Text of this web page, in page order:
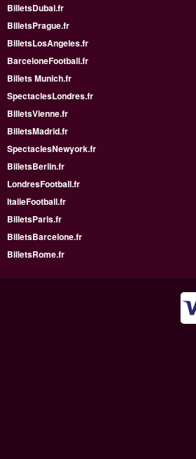
BilletsDubai.fr
BilletsPrague.fr
BilletsLosAngeles.fr
BarceloneFootball.fr
Billets Munich.fr
SpectaclesLondres.fr
BilletsVienne.fr
BilletsMadrid.fr
SpectaclesNewyork.fr
BilletsBerlin.fr
LondresFootball.fr
ItalieFootball.fr
BilletsParis.fr
BilletsBarcelone.fr
BilletsRome.fr